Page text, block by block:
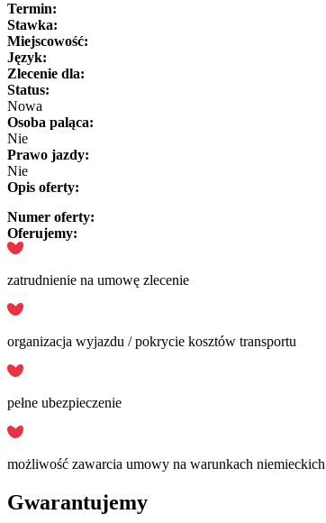
Termin:
Stawka:
Miejscowość:
Język:
Zlecenie dla:
Status:
Nowa
Osoba paląca:
Nie
Prawo jazdy:
Nie
Opis oferty:
Numer oferty:
Oferujemy:
zatrudnienie na umowę zlecenie
organizacja wyjazdu / pokrycie kosztów transportu
pełne ubezpieczenie
możliwość zawarcia umowy na warunkach niemieckich
Gwarantujemy